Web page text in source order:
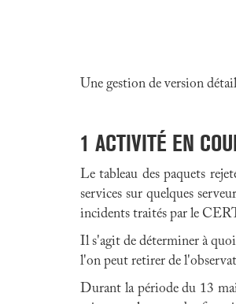
Une gestion de version
1 ACTIVITÉ EN
Le tableau des paquets
services sur quelques
incidents traités par le
Il s'agit de déterminer à
l'on peut retirer de
Durant la période du 13